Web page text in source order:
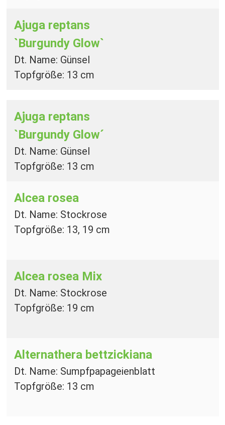
Ajuga reptans
`Burgundy Glow`
Dt. Name: Günsel
Topfgröße: 13 cm
Ajuga reptans
`Burgundy Glow´
Dt. Name: Günsel
Topfgröße: 13 cm
Alcea rosea
Dt. Name: Stockrose
Topfgröße: 13, 19 cm
Alcea rosea Mix
Dt. Name: Stockrose
Topfgröße: 19 cm
Alternathera bettzickiana
Dt. Name: Sumpfpapageienblatt
Topfgröße: 13 cm